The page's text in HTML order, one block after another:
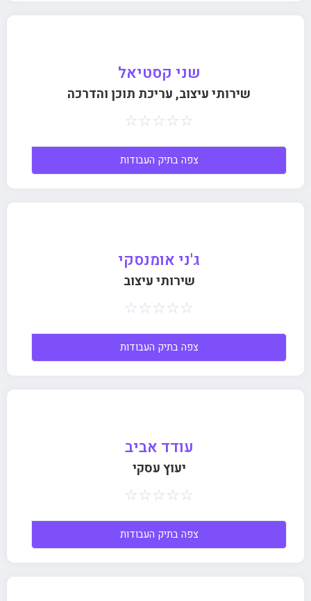
שני קסטיאל
שירותי עיצוב, עריכת תוכן והדרכה
☆
☆
☆
☆
☆
צפה בתיק העבודות
ג'ני אומנסקי
שירותי עיצוב
☆
☆
☆
☆
☆
צפה בתיק העבודות
עודד אביב
יעוץ עסקי
☆
☆
☆
☆
☆
צפה בתיק העבודות